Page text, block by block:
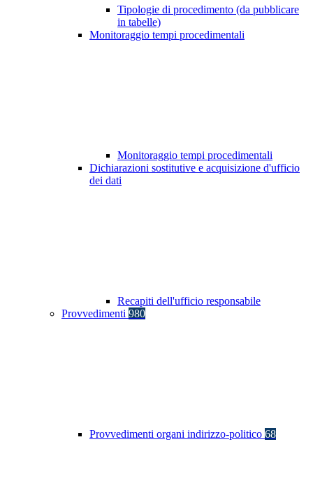
Tipologie di procedimento (da pubblicare
in tabelle)
Monitoraggio tempi procedimentali
Monitoraggio tempi procedimentali
Dichiarazioni sostitutive e acquisizione d'ufficio
dei dati
Recapiti dell'ufficio responsabile
Provvedimenti 980
Provvedimenti organi indirizzo-politico 68